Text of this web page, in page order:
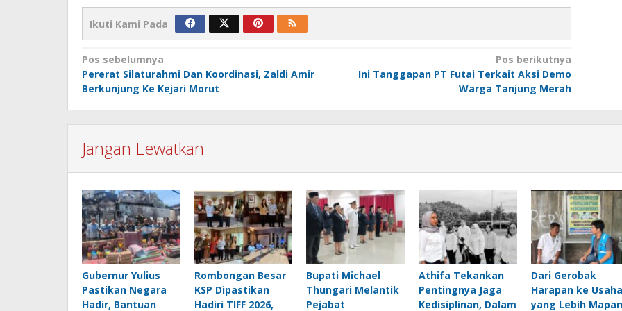
Ikuti Kami Pada
Navigasi
pos
Pos sebelumnya
Pererat Silaturahmi Dan Koordinasi, Zaldi Amir
Berkunjung Ke Kejari Morut
Pos berikutnya
Ini Tanggapan PT Futai Terkait Aksi Demo
Warga Tanjung Merah
Jangan Lewatkan
Gubernur Yulius
Pastikan Negara
Hadir, Bantuan
Rombongan Besar
KSP Dipastikan
Hadiri TIFF 2026,
Bupati Michael
Thungari Melantik
Pejabat
Athifa Tekankan
Pentingnya Jaga
Kedisiplinan, Dalam
Dari Gerobak
Harapan ke Usaha
yang Lebih